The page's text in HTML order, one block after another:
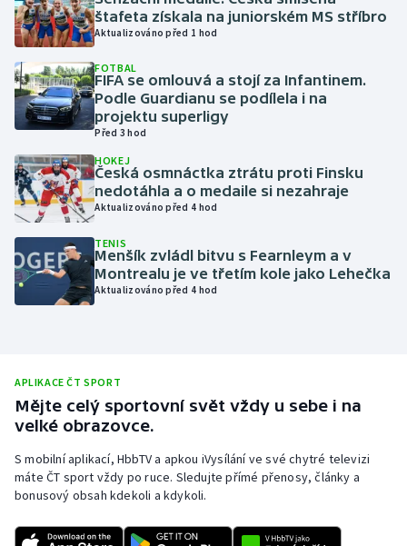
Lyže a snowboard
Moderní pětiboj
Motorsport
Olympijské hry
Parasport
Plavání
Plážový volejbal
Short track
Sportovní střelba
štafeta získala na juniorském MS stříbro
Aktualizováno před 1 hod
FOTBAL
FIFA se omlouvá a stojí za Infantinem.
Podle Guardianu se podílela i na
projektu superligy
Před 3 hod
HOKEJ
Česká osmnáctka ztrátu proti Finsku
nedotáhla a o medaile si nezahraje
Aktualizováno před 4 hod
TENIS
Menšík zvládl bitvu s Fearnleym a v
Montrealu je ve třetím kole jako Lehečka
Aktualizováno před 4 hod
APLIKACE ČT SPORT
Mějte celý sportovní svět vždy u sebe i na
velké obrazovce.
S mobilní aplikací, HbbTV a apkou iVysílání ve své chytré televizi
máte ČT sport vždy po ruce. Sledujte přímé přenosy, články a
bonusový obsah kdekoli a kdykoli.